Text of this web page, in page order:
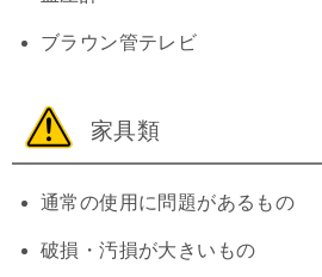
ブラウン管テレビ
家具類
通常の使用に問題があるもの
破損・汚損が大きいもの